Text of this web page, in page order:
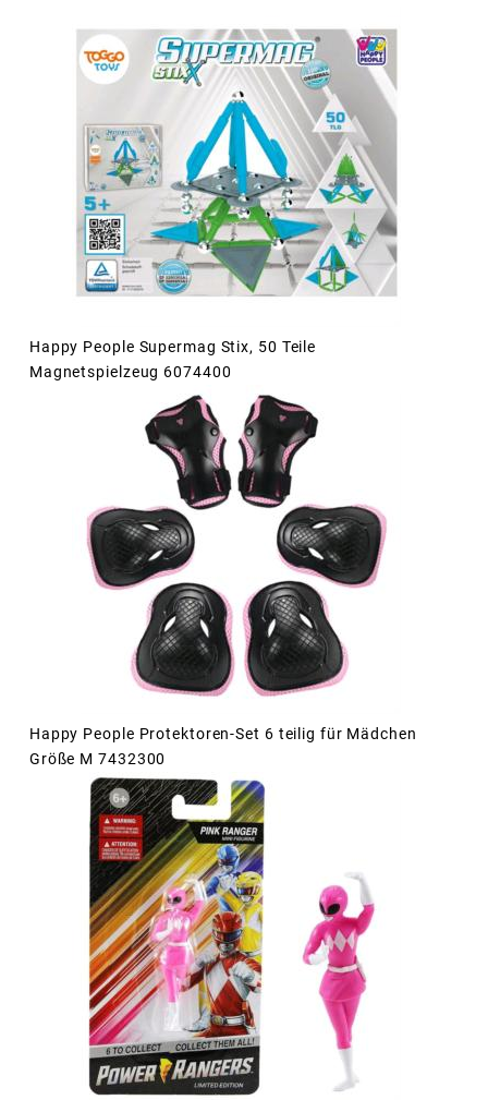
Happy People Supermag Stix, 50 Teile
Magnetspielzeug 6074400
Happy People Protektoren-Set 6 teilig für Mädchen
Größe M 7432300